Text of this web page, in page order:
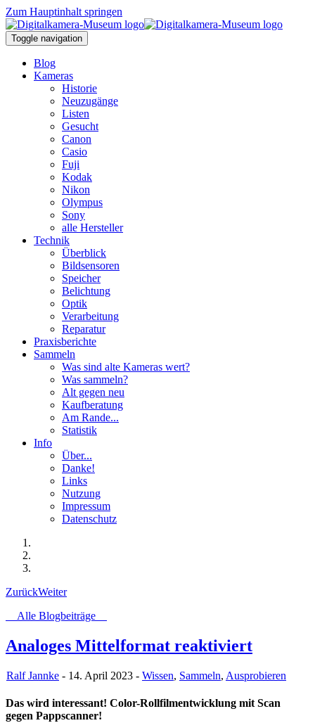
Zum Hauptinhalt springen
Toggle navigation
Blog
Kameras
Historie
Neuzugänge
Listen
Gesucht
Canon
Casio
Fuji
Kodak
Nikon
Olympus
Sony
alle Hersteller
Technik
Überblick
Bildsensoren
Speicher
Belichtung
Optik
Verarbeitung
Reparatur
Praxisberichte
Sammeln
Was sind alte Kameras wert?
Was sammeln?
Alt gegen neu
Kaufberatung
Am Rande...
Statistik
Info
Über...
Danke!
Links
Nutzung
Impressum
Datenschutz
ZurückWeiter
Alle Blogbeiträge
Analoges Mittelformat reaktiviert
Ralf Jannke - 14. April 2023 - Wissen, Sammeln, Ausprobieren
Das wird interessant! Color-Rollfilmentwicklung mit Scan
gegen Pappscanner!